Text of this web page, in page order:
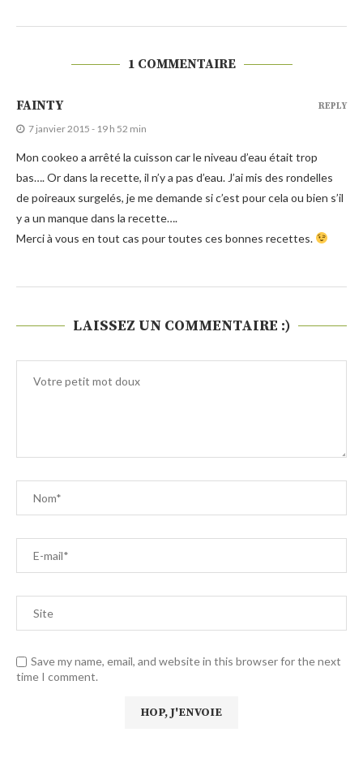
1 COMMENTAIRE
FAINTY
7 janvier 2015 - 19 h 52 min
Mon cookeo a arrêté la cuisson car le niveau d’eau était trop
bas…. Or dans la recette, il n’y a pas d’eau. J’ai mis des rondelles
de poireaux surgelés, je me demande si c’est pour cela ou bien s’il
y a un manque dans la recette….
Merci à vous en tout cas pour toutes ces bonnes recettes.
REPLY
LAISSEZ UN COMMENTAIRE :)
Save my name, email, and website in this browser for the next
time I comment.